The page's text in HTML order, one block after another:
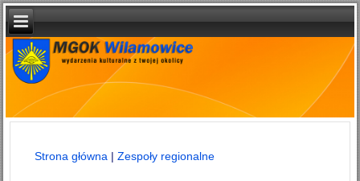
Jesteś tutaj
Strona główna |Zespoły regionalne